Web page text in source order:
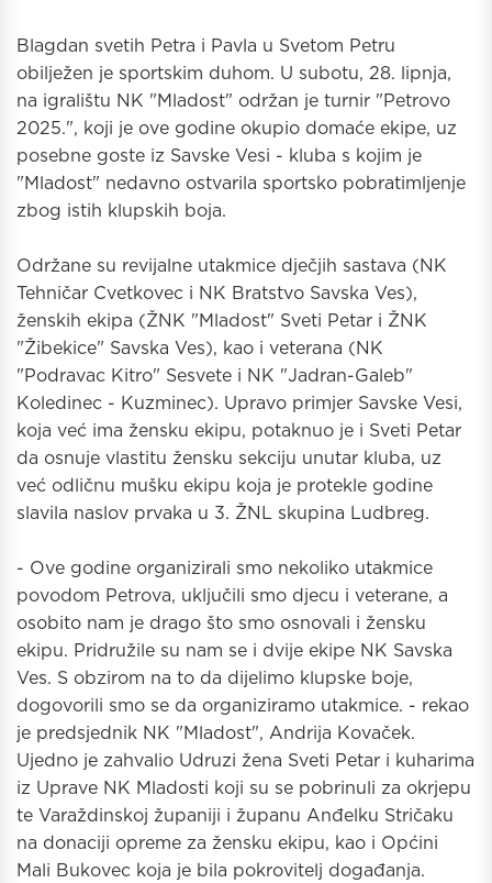
Blagdan svetih Petra i Pavla u Svetom Petru
obilježen je sportskim duhom. U subotu, 28. lipnja,
na igralištu NK "Mladost" održan je turnir "Petrovo
2025.", koji je ove godine okupio domaće ekipe, uz
posebne goste iz Savske Vesi - kluba s kojim je
"Mladost" nedavno ostvarila sportsko pobratimljenje
zbog istih klupskih boja.
Održane su revijalne utakmice dječjih sastava (NK
Tehničar Cvetkovec i NK Bratstvo Savska Ves),
ženskih ekipa (ŽNK "Mladost" Sveti Petar i ŽNK
"Žibekice" Savska Ves), kao i veterana (NK
"Podravac Kitro" Sesvete i NK "Jadran-Galeb"
Koledinec - Kuzminec). Upravo primjer Savske Vesi,
koja već ima žensku ekipu, potaknuo je i Sveti Petar
da osnuje vlastitu žensku sekciju unutar kluba, uz
već odličnu mušku ekipu koja je protekle godine
slavila naslov prvaka u 3. ŽNL skupina Ludbreg.
- Ove godine organizirali smo nekoliko utakmice
povodom Petrova, uključili smo djecu i veterane, a
osobito nam je drago što smo osnovali i žensku
ekipu. Pridružile su nam se i dvije ekipe NK Savska
Ves. S obzirom na to da dijelimo klupske boje,
dogovorili smo se da organiziramo utakmice. - rekao
je predsjednik NK "Mladost", Andrija Kovaček.
Ujedno je zahvalio Udruzi žena Sveti Petar i kuharima
iz Uprave NK Mladosti koji su se pobrinuli za okrjepu
te Varaždinskoj županiji i županu Anđelku Stričaku
na donaciji opreme za žensku ekipu, kao i Općini
Mali Bukovec koja je bila pokrovitelj događanja.